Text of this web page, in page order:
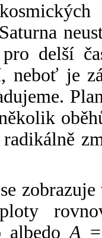
delší
neboť je
albedoA